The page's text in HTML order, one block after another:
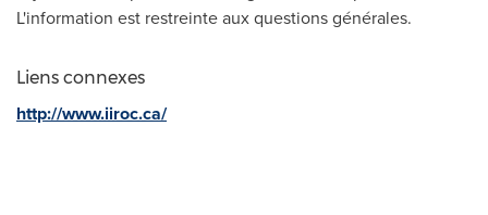
L'information est restreinte aux questions générales.
Liens connexes
http://www.iiroc.ca/